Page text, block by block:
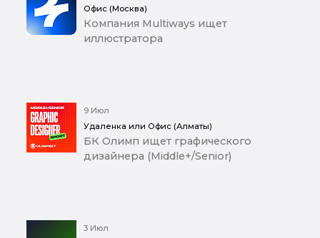
Офис (Москва)
Компания Multiways ищет
иллюстратора
9 Июл
Удаленка или Офис (Алматы)
БК Олимп ищет графического
дизайнера (Middle+/Senior)
3 Июл